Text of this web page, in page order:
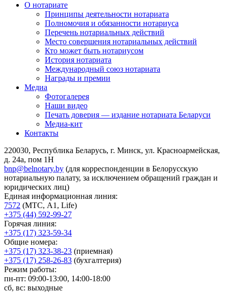
О нотариате
Принципы деятельности нотариата
Полномочия и обязанности нотариуса
Перечень нотариальных действий
Место совершения нотариальных действий
Кто может быть нотариусом
История нотариата
Международный союз нотариата
Награды и премии
Медиа
Фотогалерея
Наши видео
Печать доверия — издание нотариата Беларуси
Медиа-кит
Контакты
220030, Республика Беларусь, г. Минск, ул. Красноармейская,
д. 24а, пом 1Н
bnp@belnotary.by (для корреспонденции в Белорусскую
нотариальную палату, за исключением обращений граждан и
юридических лиц)
Единая информационная линия:
7572 (МТС, A1, Life)
+375 (44) 592-99-27
Горячая линия:
+375 (17) 323-59-34
Общие номера:
+375 (17) 323-38-23 (приемная)
+375 (17) 258-26-83 (бухгалтерия)
Режим работы:
пн-пт: 09:00-13:00, 14:00-18:00
сб, вс: выходные